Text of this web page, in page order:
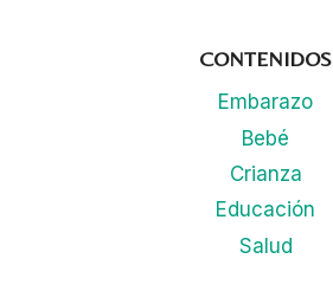
CONTENIDOS
Embarazo
Bebé
Crianza
Educación
Salud